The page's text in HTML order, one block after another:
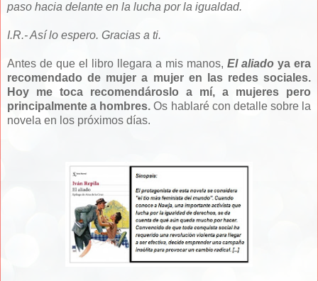
paso hacia delante en la lucha por la igualdad.
I.R.- Así lo espero. Gracias a ti.
Antes de que el libro llegara a mis manos, El aliado ya era
recomendado de mujer a mujer en las redes sociales.
Hoy me toca recomendároslo a mí, a mujeres pero
principalmente a hombres.Os hablaré con detalle sobre la
novela en los próximos días.